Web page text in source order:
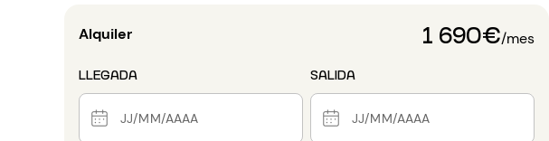
Alquiler 1 690€/mes
LLEGADA SALIDA